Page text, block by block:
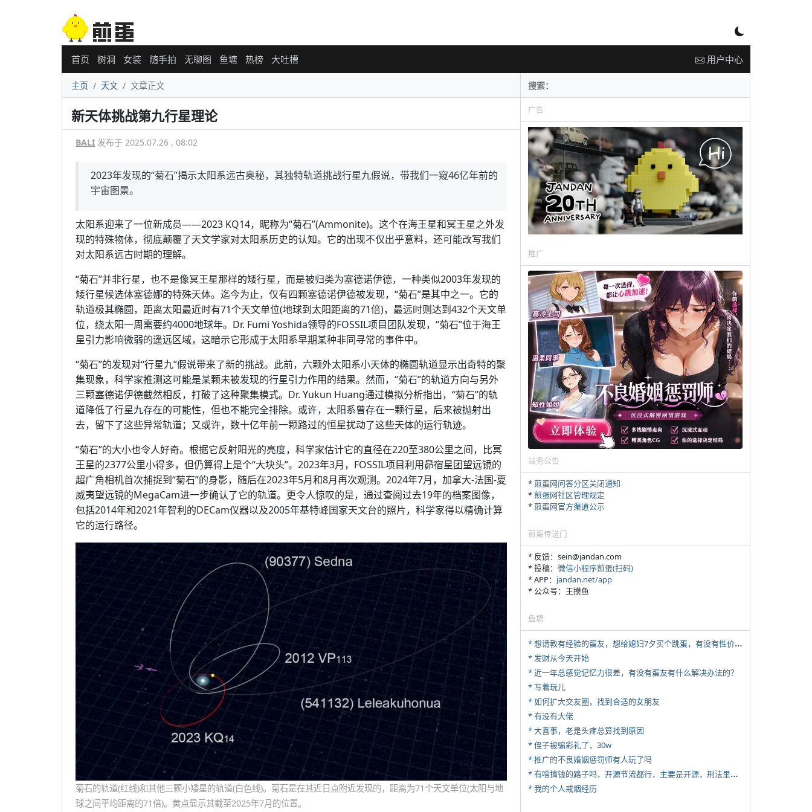
首页 树洞 女装 随手拍 无聊图 鱼塘 热榜 大吐槽 用户中心
主页 天文 文章正文
新天体挑战第九行星理论
BALI 发布于 2025.07.26 , 08:02
2023年发现的“菊石”揭示太阳系远古奥秘，其独特轨道挑战行星九假说，带我们一窥46亿年前的
宇宙图景。
太阳系迎来了一位新成员——2023 KQ14，昵称为“菊石”(Ammonite)。这个在海王星和冥王星之外发
现的特殊物体，彻底颠覆了天文学家对太阳系历史的认知。它的出现不仅出乎意料，还可能改写我们
对太阳系远古时期的理解。
“菊石”并非行星，也不是像冥王星那样的矮行星，而是被归类为塞德诺伊德，一种类似2003年发现的
矮行星候选体塞德娜的特殊天体。迄今为止，仅有四颗塞德诺伊德被发现，“菊石”是其中之一。它的
轨道极其椭圆，距离太阳最近时有71个天文单位(地球到太阳距离的71倍)，最远时则达到432个天文单
位，绕太阳一周需要约4000地球年。Dr. Fumi Yoshida领导的FOSSIL项目团队发现，“菊石”位于海王
星引力影响微弱的遥远区域，这暗示它形成于太阳系早期某种非同寻常的事件中。
“菊石”的发现对“行星九”假说带来了新的挑战。此前，六颗外太阳系小天体的椭圆轨道显示出奇特的聚
集现象，科学家推测这可能是某颗未被发现的行星引力作用的结果。然而，“菊石”的轨道方向与另外
三颗塞德诺伊德截然相反，打破了这种聚集模式。Dr. Yukun Huang通过模拟分析指出，“菊石”的轨
道降低了行星九存在的可能性，但也不能完全排除。或许，太阳系曾存在一颗行星，后来被抛射出
去，留下了这些异常轨道；又或许，数十亿年前一颗路过的恒星扰动了这些天体的运行轨迹。
“菊石”的大小也令人好奇。根据它反射阳光的亮度，科学家估计它的直径在220至380公里之间，比冥
王星的2377公里小得多，但仍算得上是个“大块头”。2023年3月，FOSSIL项目利用昴宿星团望远镜的
超广角相机首次捕捉到“菊石”的身影，随后在2023年5月和8月再次观测。2024年7月，加拿大-法国-夏
威夷望远镜的MegaCam进一步确认了它的轨道。更令人惊叹的是，通过查阅过去19年的档案图像，
包括2014年和2021年智利的DECam仪器以及2005年基特峰国家天文台的照片，科学家得以精确计算
它的运行路径。
菊石的轨道(红线)和其他三颗小矮星的轨道(白色线)。菊石是在其近日点附近发现的，距离为71个天文单位(太阳与地
球之间平均距离的71倍)。黄点显示其截至2025年7月的位置。
广告
推广
站务公告
*煎蛋网问答分区关闭通知
*煎蛋网社区管理规定
*煎蛋网官方渠道公示
煎蛋传送门
* 反馈：sein@jandan.com
* 投稿： 微信小程序煎蛋(扫码)
* APP： jandan.net/app
* 公众号：王摸鱼
鱼塘
*
想请教有经验的蛋友，想给媳妇7夕买个跳蛋，有没有性价比高的推荐
* 发财从今天开始
* 近一年总感觉记忆力很差，有没有蛋友有什么解决办法的？
* 写着玩儿
* 如何扩大交友圈，找到合适的女朋友
* 有没有大佬
* 大喜事，老是头疼总算找到原因
* 侄子被骗彩礼了，30w
* 推广的不良婚姻惩罚师有人玩了吗
*
有啥搞钱的路子吗，开源节流都行，主要是开源，刑法里的咱不做
* 我的个人戒烟经历